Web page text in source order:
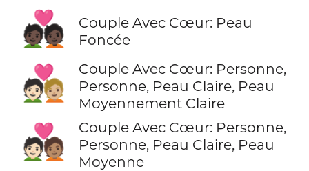
💑🏿
Couple Avec Cœur: Peau
Foncée
🧑🏻‍❤️‍🧑🏼
Couple Avec Cœur: Personne,
Personne, Peau Claire, Peau
Moyennement Claire
🧑🏻‍❤️‍🧑🏽
Couple Avec Cœur: Personne,
Personne, Peau Claire, Peau
Moyenne